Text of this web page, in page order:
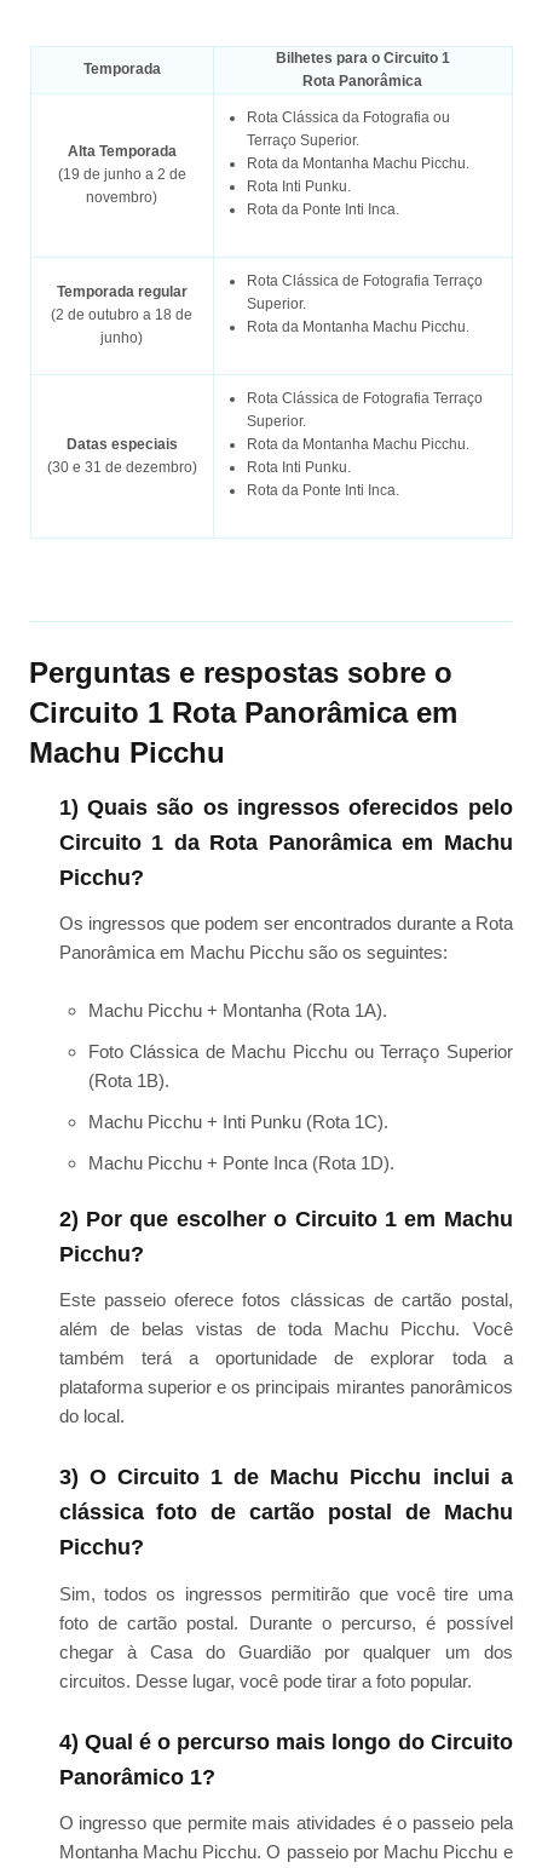
Temporada
Bilhetes para o Circuito 1
Rota Panorâmica
Alta Temporada
(19 de junho a 2 de
novembro)
Rota Clássica da Fotografia ou
Terraço Superior.
Rota da Montanha Machu Picchu.
Rota Inti Punku.
Rota da Ponte Inti Inca.
Temporada regular
(2 de outubro a 18 de
junho)
Rota Clássica de Fotografia Terraço
Superior.
Rota da Montanha Machu Picchu.
Datas especiais
(30 e 31 de dezembro)
Rota Clássica de Fotografia Terraço
Superior.
Rota da Montanha Machu Picchu.
Rota Inti Punku.
Rota da Ponte Inti Inca.
Perguntas e respostas sobre o
Circuito 1 Rota Panorâmica em
Machu Picchu
1) Quais são os ingressos oferecidos pelo
Circuito 1 da Rota Panorâmica em Machu
Picchu?
Os ingressos que podem ser encontrados durante a Rota
Panorâmica em Machu Picchu são os seguintes:
Machu Picchu + Montanha (Rota 1A).
Foto Clássica de Machu Picchu ou Terraço Superior
(Rota 1B).
Machu Picchu + Inti Punku (Rota 1C).
Machu Picchu + Ponte Inca (Rota 1D).
2) Por que escolher o Circuito 1 em Machu
Picchu?
Este passeio oferece fotos clássicas de cartão postal,
além de belas vistas de toda Machu Picchu. Você
também terá a oportunidade de explorar toda a
plataforma superior e os principais mirantes panorâmicos
do local.
3) O Circuito 1 de Machu Picchu inclui a
clássica foto de cartão postal de Machu
Picchu?
Sim, todos os ingressos permitirão que você tire uma
foto de cartão postal. Durante o percurso, é possível
chegar à Casa do Guardião por qualquer um dos
circuitos. Desse lugar, você pode tirar a foto popular.
4) Qual é o percurso mais longo do Circuito
Panorâmico 1?
O ingresso que permite mais atividades é o passeio pela
Montanha Machu Picchu. O passeio por Machu Picchu e